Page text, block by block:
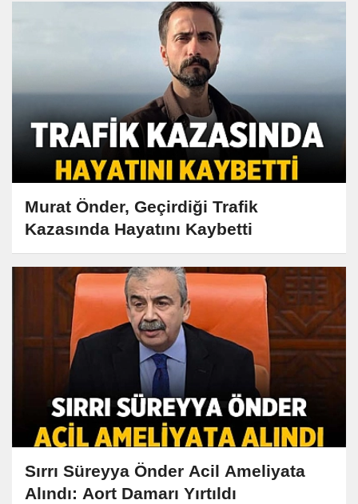
Murat Önder, Geçirdiği Trafik
Kazasında Hayatını Kaybetti
Sırrı Süreyya Önder Acil Ameliyata
Alındı: Aort Damarı Yırtıldı